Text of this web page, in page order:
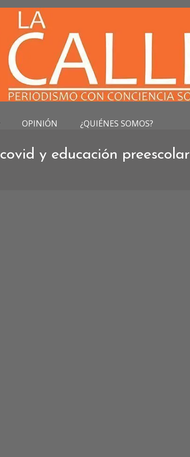
OPINIÓN ¿QUIÉNES SOMOS?
covid y educación preescolar